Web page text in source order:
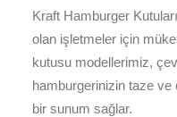
Kraft Hamburger
olan işletmeler için
kutusu modellerimiz,
hamburgerinizin taze ve
bir sunum sağlar.